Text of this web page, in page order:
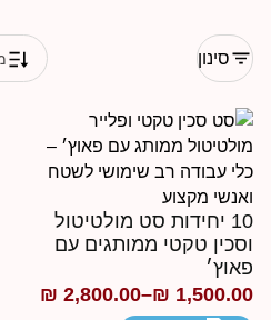
סינון
10 יחידות סט מולטיטול
טקטי ממותגים עם
₪
–
₪2,800.00